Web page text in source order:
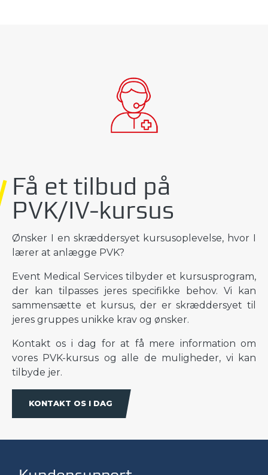
Få et tilbud på
PVK/IV-kursus
Ønsker I en skræddersyet kursusoplevelse, hvor I
lærer at anlægge PVK?
Event Medical Services tilbyder et kursusprogram,
der kan tilpasses jeres specifikke behov. Vi kan
sammensætte et kursus, der er skræddersyet til
jeres gruppes unikke krav og ønsker.
Kontakt os i dag for at få mere information om
vores PVK-kursus og alle de muligheder, vi kan
tilbyde jer.
KONTAKT OS I DAG